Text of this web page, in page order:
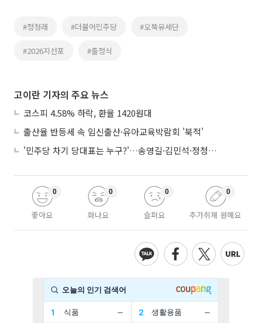
#정청래 #더불어민주당 #오뚝유세단
#2026지선포 #출정식
고이란 기자의 주요 뉴스
코스피 4.58% 하락, 환율 1420원대
출산율 반등세 속 임신출산·유아교육박람회 '북적'
'민주당 차기 당대표는 누구?'…송영길·김민석·정청래 토론회
좋아요
0
화나요
0
슬퍼요
0
추가취재 원해요
0